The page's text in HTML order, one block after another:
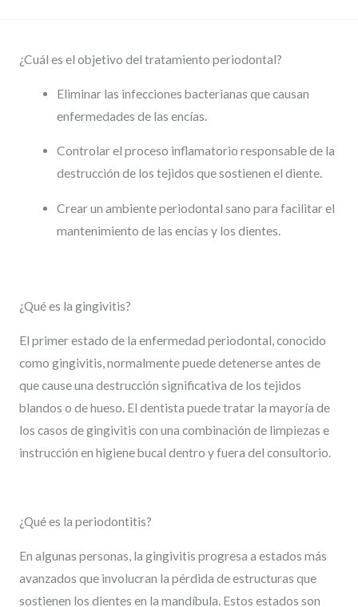
¿Cuál es el objetivo del tratamiento periodontal?
Eliminar las infecciones bacterianas que causan
enfermedades de las encías.
Controlar el proceso inflamatorio responsable de la
destrucción de los tejidos que sostienen el diente.
Crear un ambiente periodontal sano para facilitar el
mantenimiento de las encías y los dientes.
¿Qué es la gingivitis?
El primer estado de la enfermedad periodontal, conocido
como gingivitis, normalmente puede detenerse antes de
que cause una destrucción significativa de los tejidos
blandos o de hueso. El dentista puede tratar la mayoría de
los casos de gingivitis con una combinación de limpiezas e
instrucción en higiene bucal dentro y fuera del consultorio.
¿Qué es la periodontitis?
En algunas personas, la gingivitis progresa a estados más
avanzados que involucran la pérdida de estructuras que
sostienen los dientes en la mandíbula. Estos estados son